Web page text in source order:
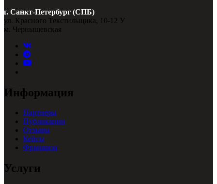
г. Санкт-Петербург (СПБ)
ул. Красного Текстильщика, 10-12 У
м. Чернышевская
Информация
Партнеры
Публикации
Отзывы
Кейсы
Франшиза
Услуги